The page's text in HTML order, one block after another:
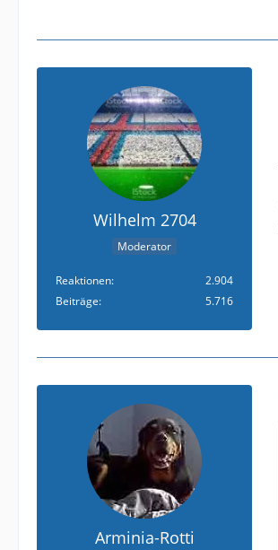
Wilhelm 2704
Moderator
Reaktionen
2.904
Beiträge
5.716
Arminia-Rotti